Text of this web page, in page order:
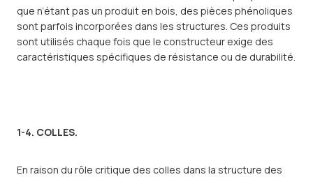
que n’étant pas un produit en bois, des pièces phénoliques
sont parfois incorporées dans les structures. Ces produits
sont utilisés chaque fois que le constructeur exige des
caractéristiques spécifiques de résistance ou de durabilité.
1-4. COLLES.
En raison du rôle critique des colles dans la structure des